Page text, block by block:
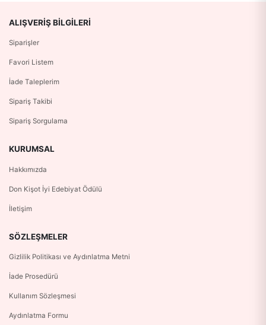
ALIŞVERIŞ BILGILERI
Siparişler
Favori Listem
İade Taleplerim
Sipariş Takibi
Sipariş Sorgulama
KURUMSAL
Hakkımızda
Don Kişot İyi Edebiyat Ödülü
İletişim
SÖZLEŞMELER
Gizlilik Politikası ve Aydınlatma Metni
İade Prosedürü
Kullanım Sözleşmesi
Aydınlatma Formu